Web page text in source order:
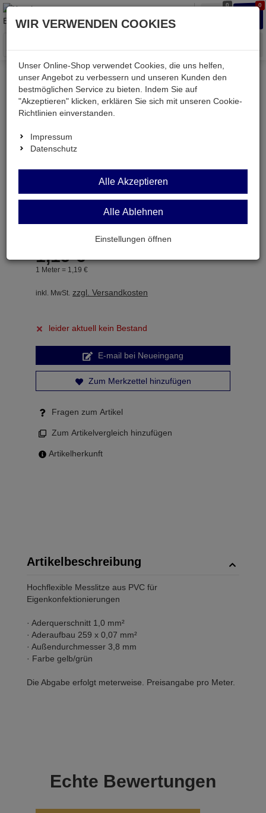
0 0
Menü
Weiter einkaufen Kessler electronic
Audio & Video
HFL100-GN/GE
HFL100-GN/GE
Meßlitze 1,0mm² hochflexible Meterware grün/gelb
1,19 €
1 Meter = 1, 19 €
inkl. MwSt. zzgl. Versandkosten
leider aktuell kein Bestand
E-mail bei Neueingang
Zum Merkzettel hinzufügen
Fragen zum Artikel
Zum Artikelvergleich hinzufügen
Artikelherkunft
Artikelbeschreibung
Hochflexible Messlitze aus PVC für
Eigenkonfektionierungen
· Aderquerschnitt 1,0 mm²
· Aderaufbau 259 x 0,07 mm²
· Außendurchmesser 3,8 mm
· Farbe gelb/grün
Die Abgabe erfolgt meterweise. Preisangabe pro Meter.
Echte Bewertungen
WIR VERWENDEN COOKIES
Unser Online-Shop verwendet Cookies, die uns helfen,
unser Angebot zu verbessern und unseren Kunden den
bestmöglichen Service zu bieten. Indem Sie auf
"Akzeptieren" klicken, erklären Sie sich mit unseren Cookie-
Richtlinien einverstanden.
Impressum
Datenschutz
Alle Akzeptieren
Alle Ablehnen
Einstellungen öffnen